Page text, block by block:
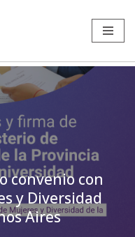
convenio con
y Diversidad
Aires